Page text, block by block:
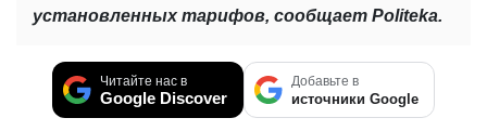
установленных тарифов, сообщает Politeka.
Читайте нас в
Google Discover
Добавьте в
источники Google